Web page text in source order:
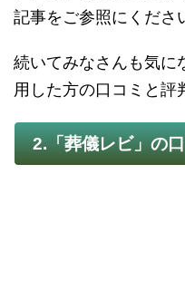
記事をご参照にくださ
続いてみなさんも気に
用した方の口コミと評
2.「葬儀レビ」の